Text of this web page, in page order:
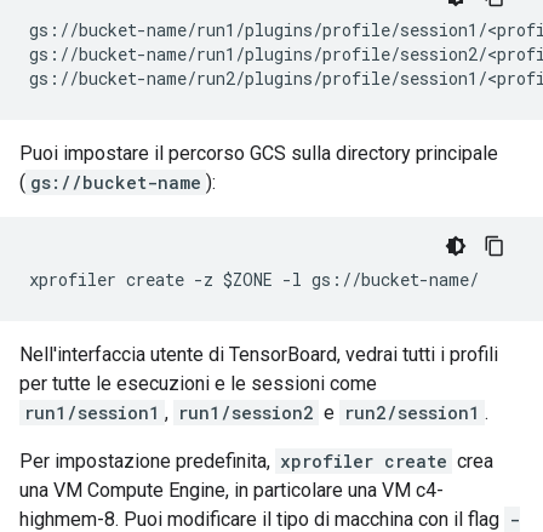
gs://bucket-name/run1/plugins/profile/session1/
gs://bucket-name/run1/plugins/profile/session2/
Puoi impostare il percorso GCS sulla directory principale
( gs://bucket-name ):
Nell'interfaccia utente di TensorBoard, vedrai tutti i profili
per tutte le esecuzioni e le sessioni come
run1/session1 , run1/session2 e run2/session1 .
Per impostazione predefinita, xprofiler create crea
una VM Compute Engine, in particolare una VM c4-
highmem-8. Puoi modificare il tipo di macchina con il flag -